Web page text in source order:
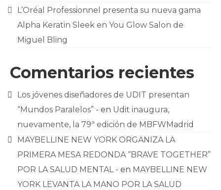
L’Oréal Professionnel presenta su nueva gama
Alpha Keratin Sleek en You Glow Salon de
Miguel Bling
Comentarios recientes
Los jóvenes diseñadores de UDIT presentan
“Mundos Paralelos” - en Udit inaugura,
nuevamente, la 79ª edición de MBFWMadrid
MAYBELLINE NEW YORK ORGANIZA LA
PRIMERA MESA REDONDA “BRAVE TOGETHER”
POR LA SALUD MENTAL - en MAYBELLINE NEW
YORK LEVANTA LA MANO POR LA SALUD